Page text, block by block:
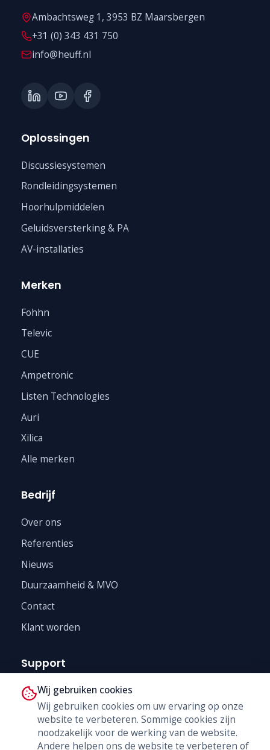
Ambachtsweg 1, 3953 BZ Maarsbergen
+31 (0) 343 431 750
info@heuff.nl
Oplossingen
Discussiesystemen
Rondleidingsystemen
Hoorhulpmiddelen
Geluidsversterking & PA
AV-installaties
Merken
Fohhn
Televic
CUE
Ampetronic
Listen Technologies
Auri
Xilica
Alle merken
Bedrijf
Over ons
Referenties
Nieuws
Duurzaamheid & MVO
Contact
Klant worden
Support
Technische Dienst
Trainingen
B2B Shop
Wij gebruiken cookies
Wij gebruiken cookies om uw ervaring op onze
website te verbeteren. Sommige cookies zijn
noodzakelijk voor de werking van de website.
Andere helpen ons de website te verbeteren of